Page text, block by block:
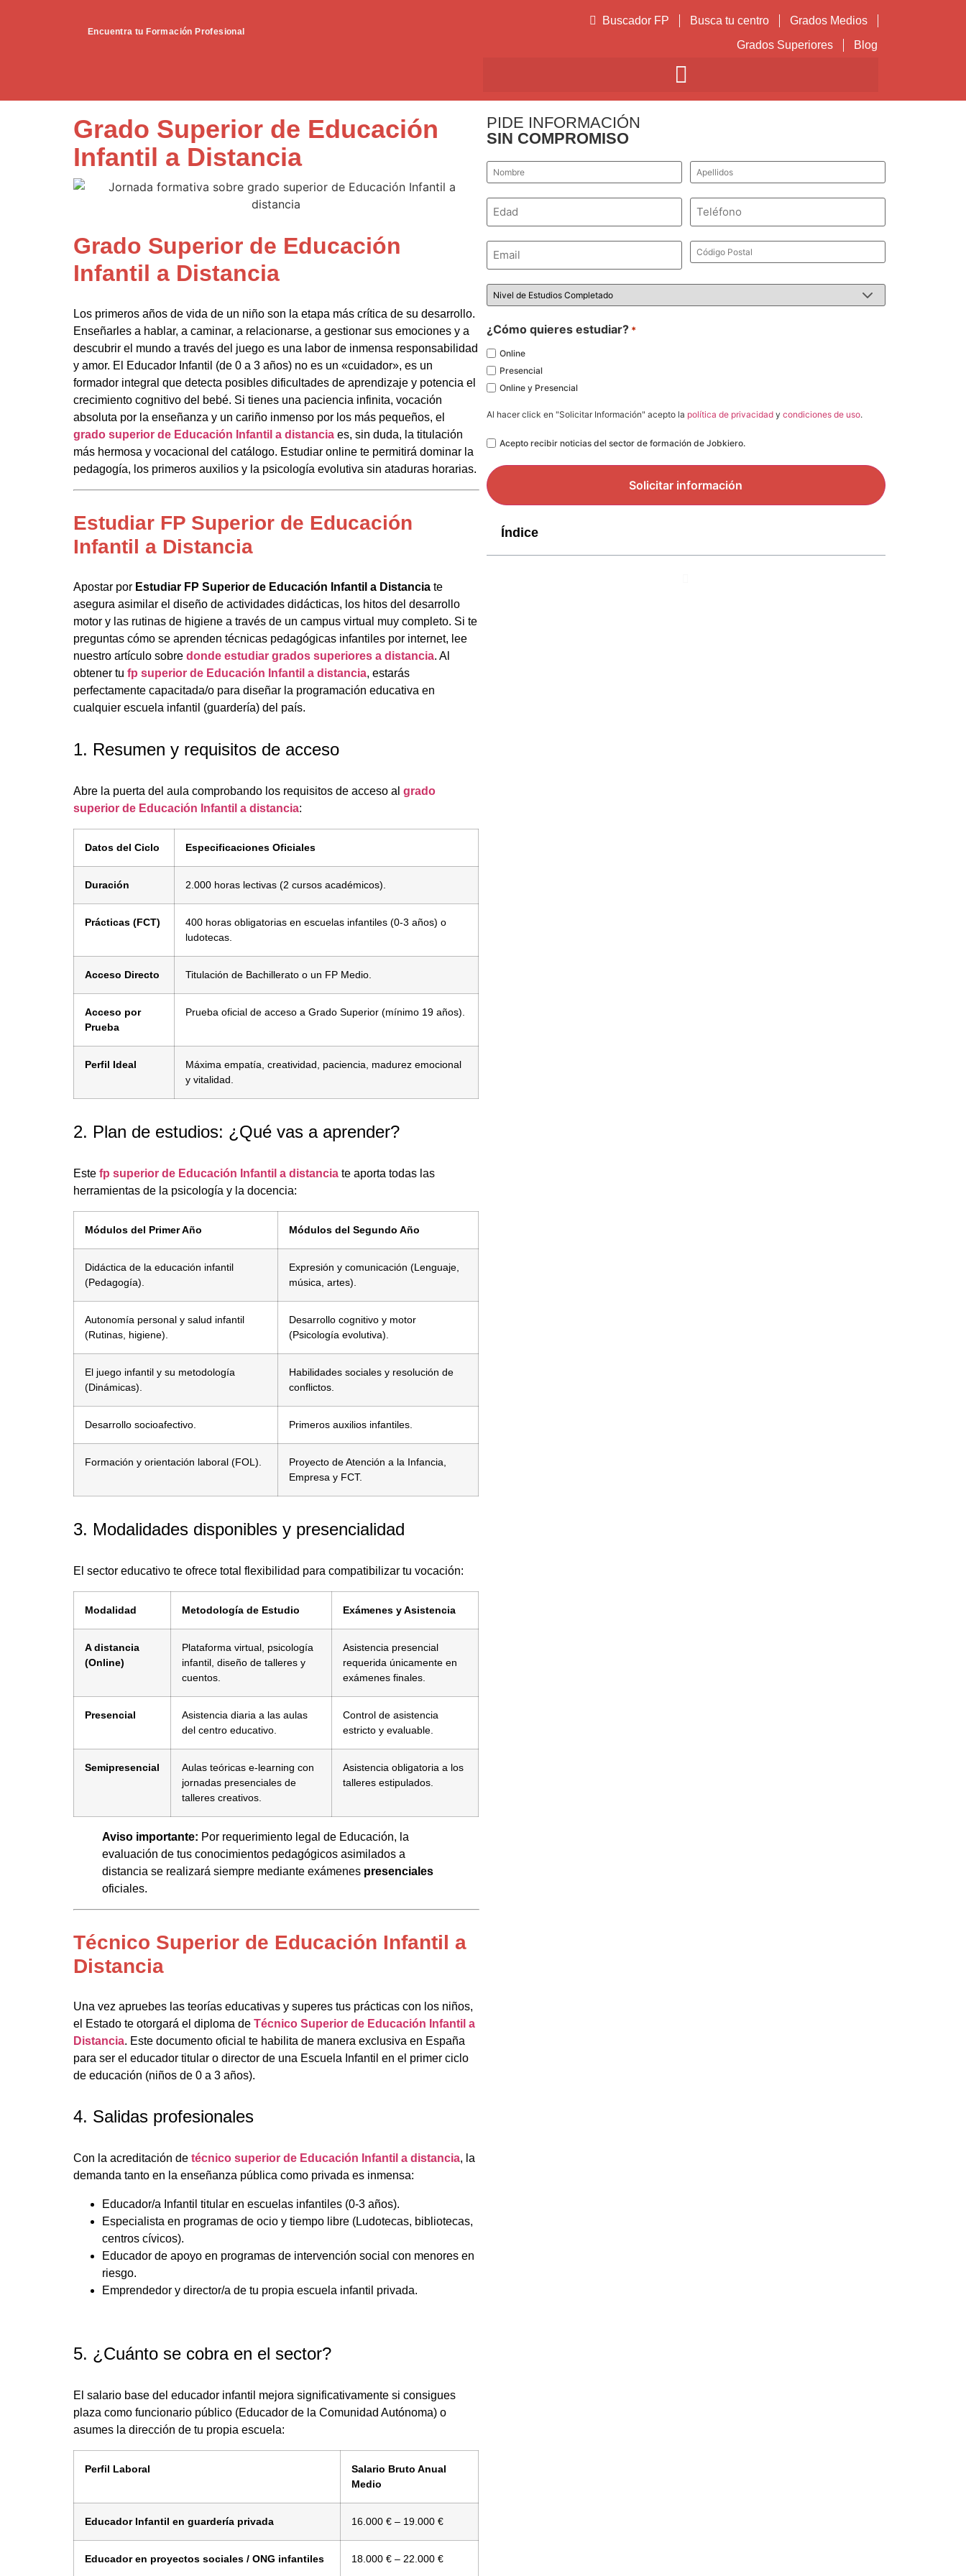
Encuentra tu Formación Profesional
Buscador FP Busca tu centro
Grados Medios
Grados Superiores
Blog
Grado Superior de Educación
Infantil a Distancia
Grado Superior de Educación
Infantil a Distancia
Los primeros años de vida de un niño son la etapa más crítica de su desarrollo.
Enseñarles a hablar, a caminar, a relacionarse, a gestionar sus emociones y a
descubrir el mundo a través del juego es una labor de inmensa responsabilidad
y amor. El Educador Infantil (de 0 a 3 años) no es un «cuidador», es un
formador integral que detecta posibles dificultades de aprendizaje y potencia el
crecimiento cognitivo del bebé. Si tienes una paciencia infinita, vocación
absoluta por la enseñanza y un cariño inmenso por los más pequeños, el
grado superior de Educación Infantil a distancia es, sin duda, la titulación
más hermosa y vocacional del catálogo. Estudiar online te permitirá dominar la
pedagogía, los primeros auxilios y la psicología evolutiva sin ataduras horarias.
Estudiar FP Superior de Educación
Infantil a Distancia
Apostar por Estudiar FP Superior de Educación Infantil a Distancia te
asegura asimilar el diseño de actividades didácticas, los hitos del desarrollo
motor y las rutinas de higiene a través de un campus virtual muy completo. Si te
preguntas cómo se aprenden técnicas pedagógicas infantiles por internet, lee
nuestro artículo sobre donde estudiar grados superiores a distancia. Al
obtener tu fp superior de Educación Infantil a distancia, estarás
perfectamente capacitada/o para diseñar la programación educativa en
cualquier escuela infantil (guardería) del país.
1. Resumen y requisitos de acceso
Abre la puerta del aula comprobando los requisitos de acceso al grado
superior de Educación Infantil a distancia:
Datos del Ciclo Especificaciones Oficiales
Duración 2.000 horas lectivas (2 cursos académicos).
Prácticas (FCT)
400 horas obligatorias en escuelas infantiles (0-3 años) o
ludotecas.
Acceso Directo Titulación de Bachillerato o un FP Medio.
Acceso por
Prueba
Prueba oficial de acceso a Grado Superior (mínimo 19 años).
Perfil Ideal
Máxima empatía, creatividad, paciencia, madurez emocional
y vitalidad.
2. Plan de estudios: ¿Qué vas a aprender?
Este fp superior de Educación Infantil a distancia te aporta todas las
herramientas de la psicología y la docencia:
Módulos del Primer Año Módulos del Segundo Año
Didáctica de la educación infantil
(Pedagogía).
Expresión y comunicación (Lenguaje,
música, artes).
Autonomía personal y salud infantil
(Rutinas, higiene).
Desarrollo cognitivo y motor
(Psicología evolutiva).
El juego infantil y su metodología
(Dinámicas).
Habilidades sociales y resolución de
conflictos.
Desarrollo socioafectivo. Primeros auxilios infantiles.
Formación y orientación laboral (FOL).
Proyecto de Atención a la Infancia,
Empresa y FCT.
3. Modalidades disponibles y presencialidad
El sector educativo te ofrece total flexibilidad para compatibilizar tu vocación:
Modalidad Metodología de Estudio Exámenes y Asistencia
A distancia
(Online)
Plataforma virtual, psicología
infantil, diseño de talleres y
cuentos.
Asistencia presencial
requerida únicamente en
exámenes finales.
Presencial
Asistencia diaria a las aulas
del centro educativo.
Control de asistencia
estricto y evaluable.
Semipresencial
Aulas teóricas e-learning con
jornadas presenciales de
talleres creativos.
Asistencia obligatoria a los
talleres estipulados.
Aviso importante: Por requerimiento legal de Educación, la
evaluación de tus conocimientos pedagógicos asimilados a
distancia se realizará siempre mediante exámenes presenciales
oficiales.
Técnico Superior de Educación Infantil a
Distancia
Una vez apruebes las teorías educativas y superes tus prácticas con los niños,
el Estado te otorgará el diploma de Técnico Superior de Educación Infantil a
Distancia. Este documento oficial te habilita de manera exclusiva en España
para ser el educador titular o director de una Escuela Infantil en el primer ciclo
de educación (niños de 0 a 3 años).
4. Salidas profesionales
Con la acreditación de técnico superior de Educación Infantil a distancia, la
demanda tanto en la enseñanza pública como privada es inmensa:
Educador/a Infantil titular en escuelas infantiles (0-3 años).
Especialista en programas de ocio y tiempo libre (Ludotecas, bibliotecas,
centros cívicos).
Educador de apoyo en programas de intervención social con menores en
riesgo.
Emprendedor y director/a de tu propia escuela infantil privada.
5. ¿Cuánto se cobra en el sector?
El salario base del educador infantil mejora significativamente si consigues
plaza como funcionario público (Educador de la Comunidad Autónoma) o
asumes la dirección de tu propia escuela:
Perfil Laboral
Salario Bruto Anual
Medio
Educador Infantil en guardería privada 16.000 € – 19.000 €
Educador en proyectos sociales / ONG infantiles 18.000 € – 22.000 €
PIDE INFORMACIÓN
SIN COMPROMISO
Nombre Apellidos
*
Número Teléfono
Email
Código
Postal
Nivel
de
¿Cómo quieres estudiar? *
Online
Presencial
Online y Presencial
Al hacer click en "Solicitar Información" acepto la política de privacidad y condiciones de uso.
LegalAcepto recibir noticias del sector de formación de Jobkiero.
Índice